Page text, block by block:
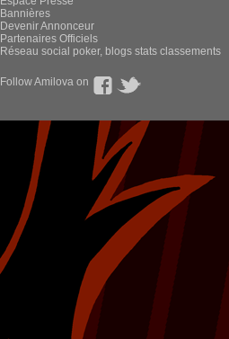
Bannières
Devenir Annonceur
Partenaires Officiels
Réseau social poker, blogs stats classements
Follow Amilova on